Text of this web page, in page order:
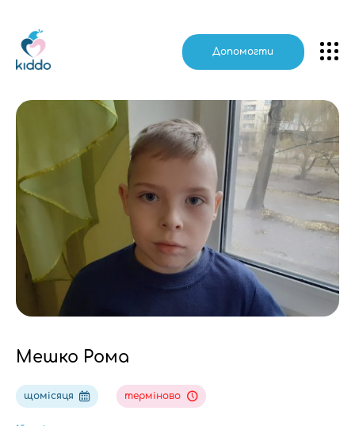
Допомогти
Мешко Рома
щомісяця терміново